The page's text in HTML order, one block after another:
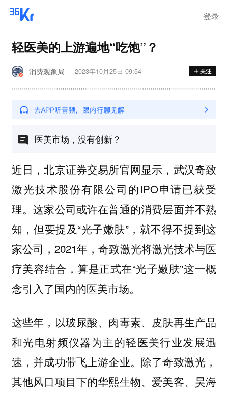
登录
轻医美的上游遍地“吃饱”？
消费观象局 2023年10月25日 09:54
医美市场，没有创新？
近日，北京证券交易所官网显示，武汉奇致
激光技术股份有限公司的IPO申请已获受
理。这家公司或许在普通的消费层面并不熟
知，但要提及“光子嫩肤”，就不得不提到这
家公司，2021年，奇致激光将激光技术与医
疗美容结合，算是正式在“光子嫩肤”这一概
念引入了国内的医美市场。
这些年，以玻尿酸、肉毒素、皮肤再生产品
和光电射频仪器为主的轻医美行业发展迅
速，并成功带飞上游企业。除了奇致激光，
其他风口项目下的华熙生物、爱美客、昊海